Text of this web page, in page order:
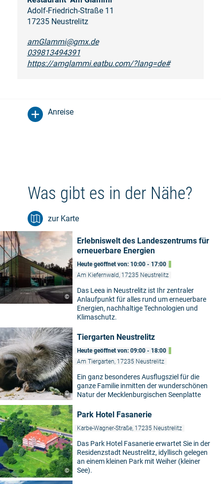
Adolf-Friedrich-Straße 11
17235 Neustrelitz
amGlammi@gmx.de
039813494391
https://amglammi.eatbu.com/?lang=de#
Anreise
Was gibt es in der Nähe?
zur Karte
©
Erlebniswelt des Landeszentrums für
erneuerbare Energien
Heute geöffnet von: 10:00 - 17:00
Am Kiefernwald, 17235 Neustrelitz
Das Leea in Neustrelitz ist Ihr zentraler
Anlaufpunkt für alles rund um erneuerbare
Energien, nachhaltige Technologien und
Klimaschutz.
©
Tiergarten Neustrelitz
Heute geöffnet von: 09:00 - 18:00
Am Tiergarten, 17235 Neustrelitz
Ein ganz besonderes Ausflugsziel für die
ganze Familie inmitten der wunderschönen
Natur der Mecklenburgischen Seenplatte
©
Park Hotel Fasanerie
Karbe-Wagner-Straße, 17235 Neustrelitz
Das Park Hotel Fasanerie erwartet Sie in der
Residenzstadt Neustrelitz, idyllisch gelegen
an einem kleinen Park mit Weiher (kleiner
See).